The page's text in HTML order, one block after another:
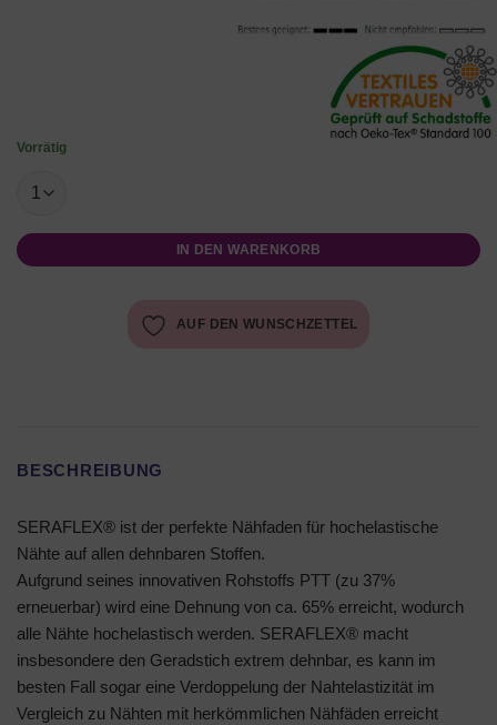
Vorrätig
IN DEN WARENKORB
AUF DEN WUNSCHZETTEL
BESCHREIBUNG
SERAFLEX® ist der perfekte Nähfaden für hochelastische
Nähte auf allen dehnbaren Stoffen.
Aufgrund seines innovativen Rohstoffs PTT (zu 37%
erneuerbar) wird eine Dehnung von ca. 65% erreicht, wodurch
alle Nähte hochelastisch werden. SERAFLEX® macht
insbesondere den Geradstich extrem dehnbar, es kann im
besten Fall sogar eine Verdoppelung der Nahtelastizität im
Vergleich zu Nähten mit herkömmlichen Nähfäden erreicht